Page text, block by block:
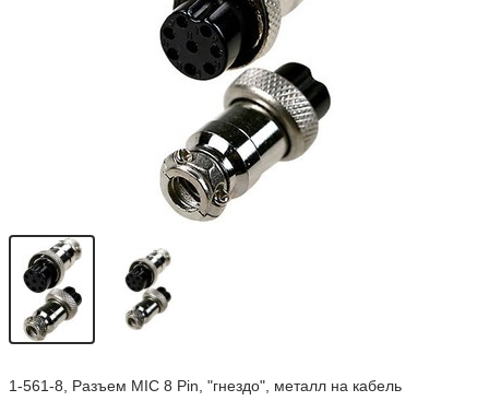
1-561-8, Разъем MIC 8 Pin, "гнездо", металл на кабель